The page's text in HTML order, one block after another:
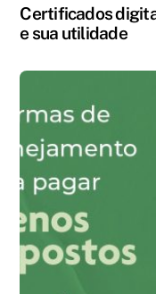
Certificados
e sua utilidade